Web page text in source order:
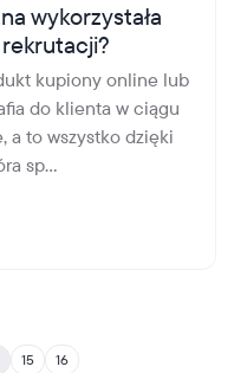
wykorzystała
kupiony online lub
do klienta w ciągu
a to wszystko dzięki
sp...
15 16